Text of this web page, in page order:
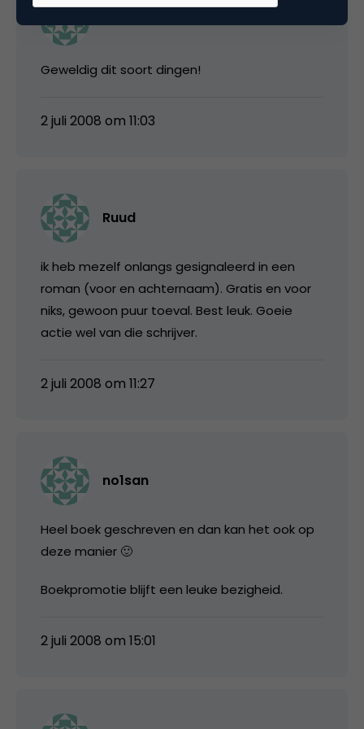
hidde tuinstra
Geweldig dit soort dingen!
2 juli 2008 om 11:03
Ruud
ik heb mezelf onlangs gesignaleerd in een
roman (voor en achternaam). Gratis en voor
niks, gewoon puur toeval. Best leuk. Goeie
actie wel van die schrijver.
2 juli 2008 om 11:27
no1san
Heel boek geschreven en dan kan het ook op
deze manier 🙂
Boekpromotie blijft een leuke bezigheid.
2 juli 2008 om 15:01